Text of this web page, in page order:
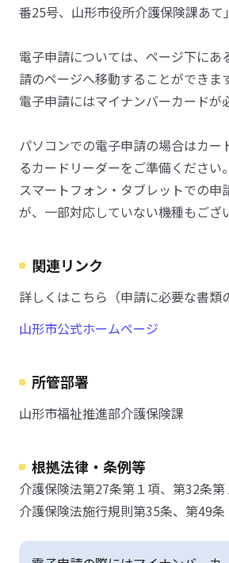
番25号、山形市役所介護保険課あて
電子申請については、ページ下にあ
請のページへ移動することができます
電子申請にはマイナンバーカードが
パソコンでの電子申請の場合はカー
るカードリーダーをご準備ください。
スマートフォン・タブレットでの申
が、一部対応していない機種もござ
関連リンク
詳しくはこちら（申請に必要な書類
山形市公式ホームページ
所管部署
山形市福祉推進部介護保険課
根拠法律・条例等
介護保険法第27条第１項、第32条第
介護保険法施行規則第35条、第49条